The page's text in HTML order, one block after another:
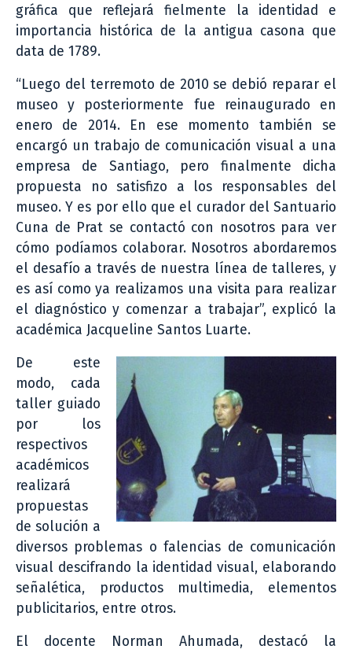
gráfica que reflejará fielmente la identidad e
importancia histórica de la antigua casona que
data de 1789.
“Luego del terremoto de 2010 se debió reparar el
museo y posteriormente fue reinaugurado en
enero de 2014. En ese momento también se
encargó un trabajo de comunicación visual a una
empresa de Santiago, pero finalmente dicha
propuesta no satisfizo a los responsables del
museo. Y es por ello que el curador del Santuario
Cuna de Prat se contactó con nosotros para ver
cómo podíamos colaborar. Nosotros abordaremos
el desafío a través de nuestra línea de talleres, y
es así como ya realizamos una visita para realizar
el diagnóstico y comenzar a trabajar”, explicó la
académica Jacqueline Santos Luarte.
De este
modo, cada
taller guiado
por los
respectivos
académicos
realizará
propuestas
de solución a
diversos problemas o falencias de comunicación
visual descifrando la identidad visual, elaborando
señalética, productos multimedia, elementos
publicitarios, entre otros.
El docente Norman Ahumada, destacó la